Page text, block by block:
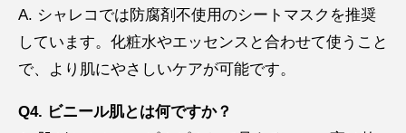
A. シャレコでは防腐剤不使用のシートマスクを推奨
しています。化粧水やエッセンスと合わせて使うこと
で、より肌にやさしいケアが可能です。
Q4. ビニール肌とは何ですか？